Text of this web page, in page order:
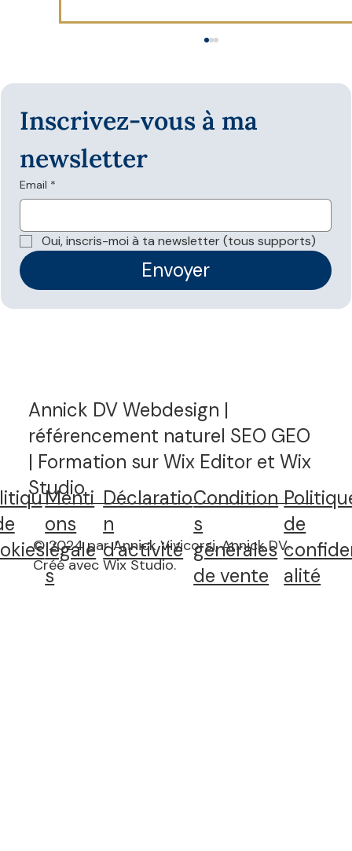
nécessaires pour apparaître dans les
réponses IA ?
Inscrivez-vous à ma
newsletter
Email *
Oui, inscris-moi à ta newsletter (tous supports)
Envoyer
Annick DV Webdesign |
référencement naturel SEO GEO
| Formation sur Wix Editor et Wix
Studio
Menti
ons
légale
s
Déclaratio
n
d'activité
de
alité
Condition
s
générales
de vente
© 2024 par Annick Vivicorsi, Annick DV.
Créé avec Wix Studio.